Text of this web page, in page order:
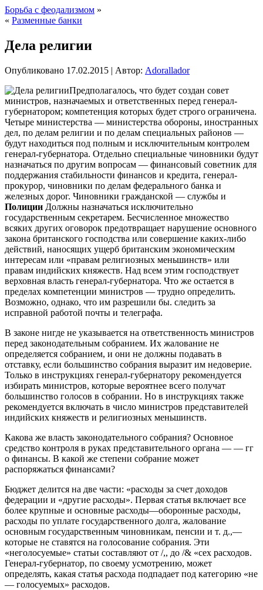
Борьба с феодализмом »
« Разменные банки
Дела религии
Опубликовано 17.02.2015 | Автор: Adorallador
Предполагалось, что будет создан совет
министров, назначаемых и ответственных перед генерал-
губернатором; компетенция которых будет строго ограничена.
Четыре министерства — министерства обороны, иностранных
дел, по делам религии и по делам специальных районов —
будут находиться под полным и исключительным контролем
генерал-губернатора. Отдельно специальные чиновники будут
назначаться по другим вопросам — финансовый советник для
поддержания стабильности финансов и кредита, генерал-
прокурор, чиновники по делам федерального банка и
железных дорог. Чиновники гражданской — службы и
Полиции Должны назначаться исключительно
государственным секретарем. Бесчисленное множество
всяких других оговорок предотвращает нарушение основного
закона британского господства или совершение каких-либо
действий, наносящих ущерб британским экономическим
интересам или «правам религиозных меньшинств» или
правам индийских княжеств. Над всем этим господствует
верховная власть генерал-губернатора. Что же остается в
пределах компетенции министров — трудно определить.
Возможно, однако, что им разрешили бы. следить за
исправной работой почты и телеграфа.
В законе нигде не указывается на ответственность министров
перед законодательным собранием. Их жалование не
определяется собранием, и они не должны подавать в
отставку, если большинство собрания выразит им недоверие.
Только в инструкциях генерал-губернатору рекомендуется
избирать министров, которые вероятнее всего получат
большинство голосов в собрании. Но в инструкциях также
рекомендуется включать в число министров представителей
индийских княжеств и религиозных меньшинств.
Какова же власть законодательного собрания? Основное
средство контроля в руках представительного органа — — гг
о финансы. В какой же степени собрание может
распоряжаться финансами?
Бюджет делится на две части: «расходы за счет доходов
федерации и «другие расходы». Первая статья включает все
более крупные и основные расходы—оборонные расходы,
расходы по уплате государственного долга, жалование
основным государственным чиновникам, пенсии и т. д.,—
которые не ставятся на голосование собрания. Эти
«неголосуемые» статьи составляют от /,, до /& «сех расходов.
Генерал-губернатор, по своему усмотрению, может
определять, какая статья расхода подпадает под категорию «не
— голосуемых» расходов.